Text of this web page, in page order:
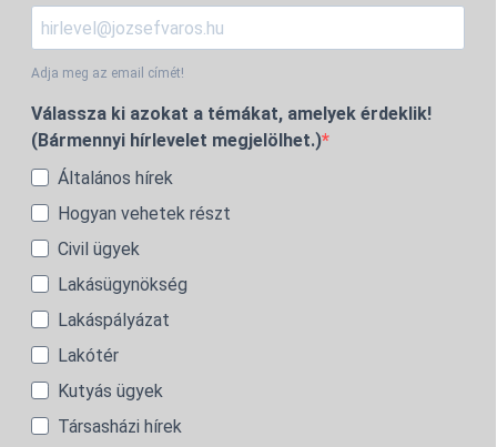
Adja meg az email címét!
Válassza ki azokat a témákat, amelyek érdeklik!
(Bármennyi hírlevelet megjelölhet.)
Általános hírek
Hogyan vehetek részt
Civil ügyek
Lakásügynökség
Lakáspályázat
Lakótér
Kutyás ügyek
Társasházi hírek